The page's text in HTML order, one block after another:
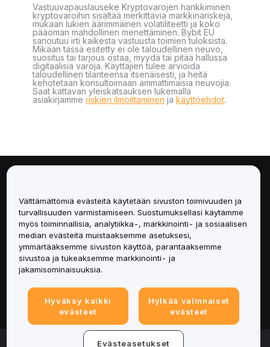
Vastuuvapauslauseke Kryptovarojen hankkiminen
kryptovaroihin sisältää merkittäviä markkinariskejä,
mukaan lukien äärimmäinen volatiliteetti ja koko
pääoman mahdollinen menettäminen. Bybit EU
sanoutuu irti kaikesta vastuusta toimien tuloksista.
Mikään tässä esitetty ei ole taloudellinen neuvo,
suositus tai tarjous ostaa, myydä tai pitää hallussa
digitaalisia varoja. Käyttäjien tulee arvioida
taloudellinen tilanteensa itsenäisesti, ja heitä
kehotetaan konsultoimaan ammattimaisia neuvojia.
Saat kattavan yleiskatsauksen lukemalla
asiakirjamme riskien ilmoittaminen ja käyttöehdot.
Palvelut
Tuki
Tuotteet
Lakiasiat
© 2025-2026 Bybit.eu. All rights reserved.
Välttämättömiä evästeitä käytetään sivuston toimivuuden ja
turvallisuuden varmistamiseen. Suostumuksellasi käytämme
myös toiminnallisia, analytiikka-, markkinointi- ja sosiaalisen
median evästeitä muistaaksemme asetuksesi,
ymmärtääksemme sivuston käyttöä, parantaaksemme
sivustoa ja tukeaksemme markkinointi- ja
jakamisominaisuuksia.
Hyväksy kaikki
evästeet
Hylkää valinnaiset
evästeet
Evästeasetukset